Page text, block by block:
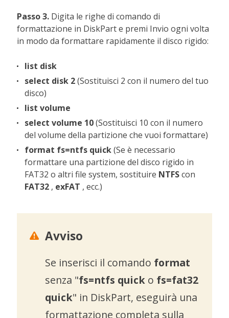
Passo 3. Digita le righe di comando di
formattazione in DiskPart e premi Invio ogni volta
in modo da formattare rapidamente il disco rigido:
list disk
select disk 2(Sostituisci 2 con il numero del tuo
disco)
list volume
select volume 10(Sostituisci 10 con il numero
del volume della partizione che vuoi formattare)
format fs=ntfs quick(Se è necessario
formattare una partizione del disco rigido in
FAT32 o altri file system, sostituire NTFScon
FAT32 , exFAT , ecc.)
 Avviso
Se inserisci il comando format
senza "fs=ntfs quick o fs=fat32
quick" in DiskPart, eseguirà una
formattazione completa sulla